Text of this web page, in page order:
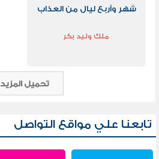
شهر وأربع ليال من العذاب
ملك وليد بكر
تحميل المزيد
تابعنا علي مواقع التواصل